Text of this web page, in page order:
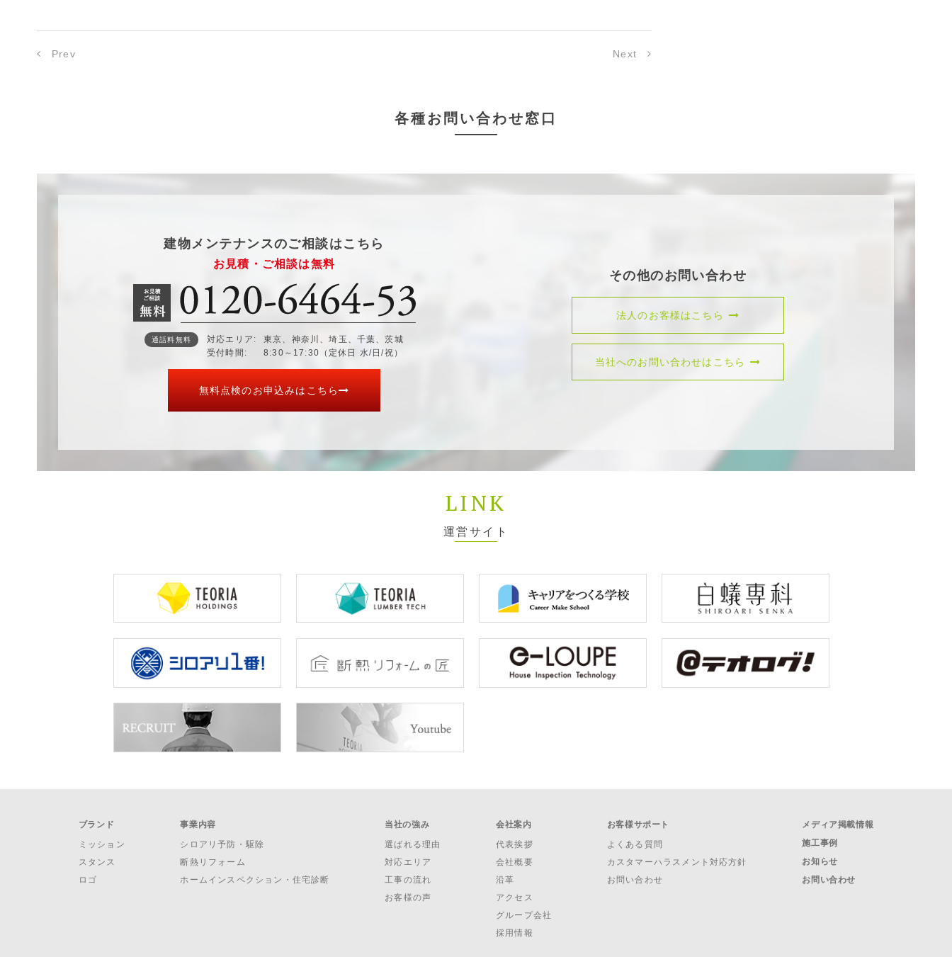
Prev Next
各種お問い合わせ窓口
建物メンテナンスのご相談はこちら
お見積・ご相談は無料
通話料無料 対応エリア
東京、神奈川、埼玉、千葉、茨城
受付時間
8:30～17:30（定休日 水/日/祝）
無料点検のお申込みはこちら
その他のお問い合わせ
法人のお客様はこちら
当社へのお問い合わせはこちら
LINK
運営サイト
ブランド
ミッション
スタンス
ロゴ
事業内容
シロアリ予防・駆除
断熱リフォーム
ホームインスペクション・住宅診断
当社の強み
選ばれる理由
対応エリア
工事の流れ
お客様の声
会社案内
代表挨拶
会社概要
沿革
アクセス
グループ会社
採用情報
お客様サポート
よくある質問
カスタマーハラスメント対応方針
お問い合わせ
メディア掲載情報
施工事例
お知らせ
お問い合わせ